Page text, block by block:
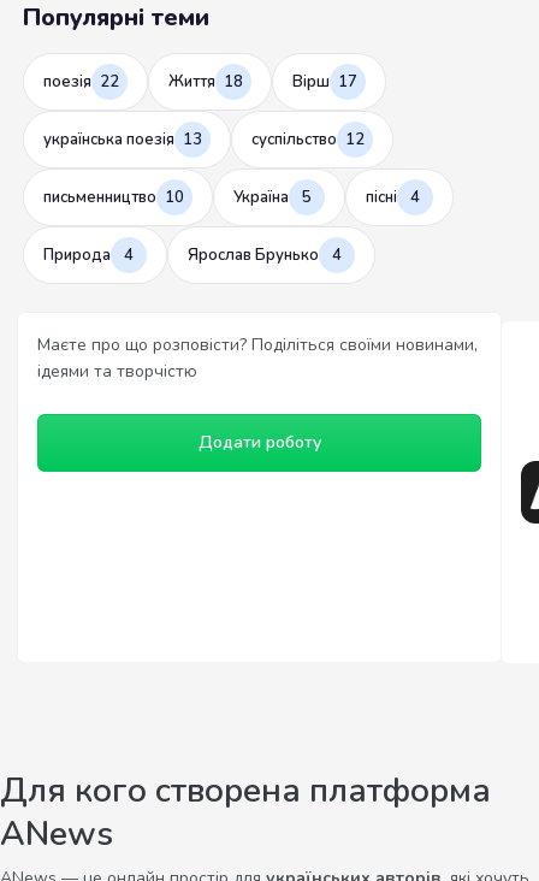
Популярні теми
поезія 22 Життя 18 Вірш 17
українська поезія 13 суспільство 12
письменництво 10 Україна 5 пісні 4
Природа 4 Ярослав Брунько 4
Маєте про що розповісти? Поділіться своїми новинами,
ідеями та творчістю
Додати роботу
Для кого створена платформа
ANews